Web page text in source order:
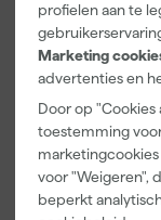
profielen aan te
Marketing
advertenties en
Door op
toestemming
voor "Weigeren",
beperkt
Kip Tape
3308-24
Washi Tec
Schilderstape
x 50m
Maandag
bezorgd
6,50
incl. BTW